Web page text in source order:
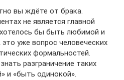
вы ждёте от брака.
не является главной
бы быть любимой и
уже вопрос человеческих
формальностей.
разграничение таких
и «быть одинокой».